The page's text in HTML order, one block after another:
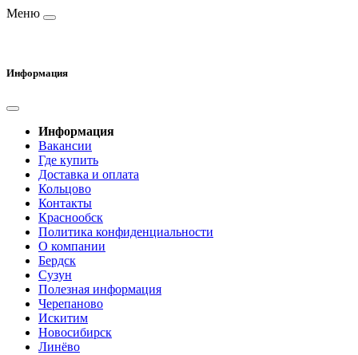
Меню
Информация
Информация
Вакансии
Где купить
Доставка и оплата
Кольцово
Контакты
Краснообск
Политика конфиденциальности
О компании
Бердск
Сузун
Полезная информация
Черепаново
Искитим
Новосибирск
Линёво